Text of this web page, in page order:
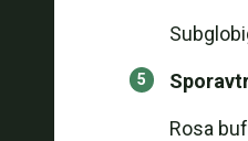
Rosa